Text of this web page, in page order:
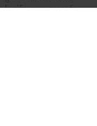
legifrance.gouv.fr